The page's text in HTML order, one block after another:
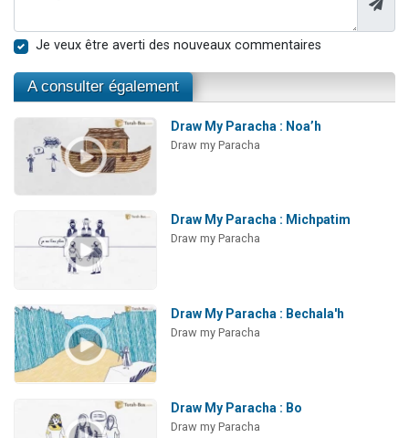
Je veux être averti des nouveaux commentaires
A consulter également
Draw My Paracha : Noa’h
Draw my Paracha
Draw My Paracha : Michpatim
Draw my Paracha
Draw My Paracha : Bechala'h
Draw my Paracha
Draw My Paracha : Bo
Draw my Paracha